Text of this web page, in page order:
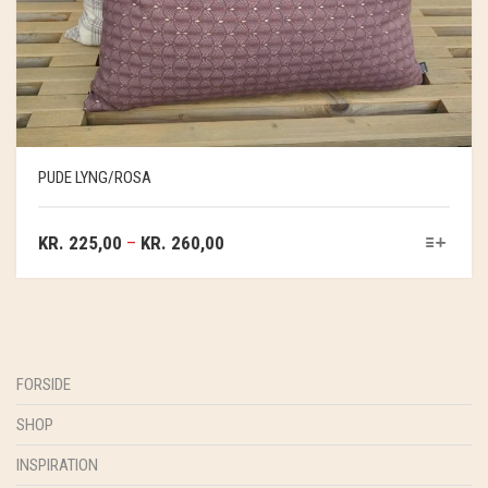
PUDE LYNG/ROSA
KR. 225,00 – KR. 260,00
FORSIDE
SHOP
INSPIRATION